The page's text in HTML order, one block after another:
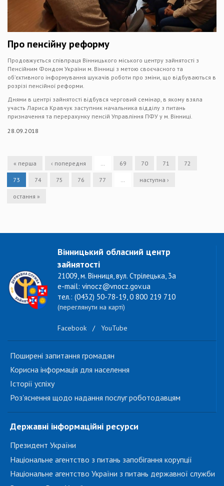
Про пенсійну реформу
Продовжується співпраця Вінницького міського центру зайнятості з
Пенсійним Фондом України м. Вінниці з метою своєчасного та
об’єктивного інформування шукачів роботи про зміни, що відбуваються в
розрізі пенсійної реформи.
Днями в центрі зайнятості відбувся черговий семінар, в якому взяла
участь Лариса Кравчук заступник начальника відділу з питань
призначення та перерахунку пенсій Управління ПФУ у м. Вінниці.
28.09.2018
« перша ‹ попередня … 69 70 71 72
73 74 75 76 77 … наступна ›
остання »
Вінницький обласний центр
зайнятості
21009, м. Вінниця, вул. Стрілецька, 3а
e-mail: vinocz@vnocz.gov.ua
тел.: (0432) 50-78-19, 0 800 219 710
(переглянути на карті)
Facebook / YouTube
Поширені запитання громадян
Корисна інформація для населення
Історії успіху
Роз'яснення щодо надання послуг роботодавцям
Державні інформаційні ресурси
Президент України
Національне агентство з питань запобігання корупції
Національне агентство України з питань державної служби